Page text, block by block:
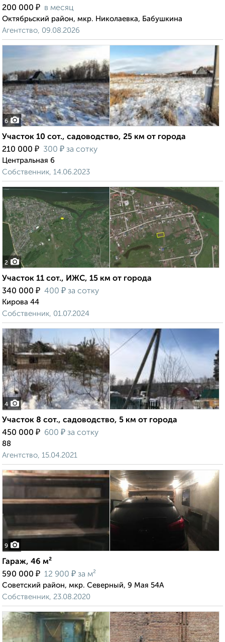
200 000 ₽ в месяц
Октябрьский район, мкр. Николаевка, Бабушкина
Агентство, 09.08.2026
6
Участок 10 сот., садоводство, 25 км от города
210 000 ₽ 300 ₽ за сотку
Центральная 6
Собственник, 14.06.2023
2
Участок 11 сот., ИЖС, 15 км от города
340 000 ₽ 400 ₽ за сотку
Кирова 44
Собственник, 01.07.2024
4
Участок 8 сот., садоводство, 5 км от города
450 000 ₽ 600 ₽ за сотку
88
Агентство, 15.04.2021
9
Гараж, 46 м²
590 000 ₽ 12 900 ₽ за м²
Советский район, мкр. Северный, 9 Мая 54А
Собственник, 23.08.2020